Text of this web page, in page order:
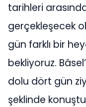
tarihleri
gerçekleşecek
gün farklı bir
bekliyoruz.
dolu dört gün
şeklinde